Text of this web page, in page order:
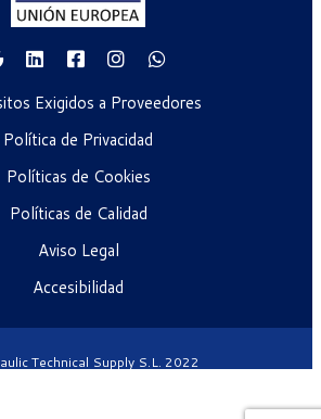
Exigidos a Proveedores
Política de Privacidad
Políticas de Cookies
Políticas de Calidad
Aviso Legal
Accesibilidad
Technical Supply S.L. 2022